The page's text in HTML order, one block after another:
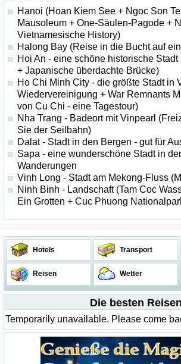
Hanoi (Hoan Kiem See + Ngoc Son
Mausoleum + One-Säulen-Pagode +
Vietnamesische History)
Halong Bay (Reise in die Bucht auf
Hoi An - eine schöne historische
+ Japanische überdachte Brücke)
Ho Chi Minh City - die größte Stadt in
Wiedervereinigung + War Remnants
von Cu Chi - eine Tagestour)
Nha Trang - Badeort mit Vinpearl
Sie der Seilbahn)
Dalat - Stadt in den Bergen - gut für
Sapa - eine wunderschöne Stadt in
Wanderungen
Vinh Long - Stadt am Mekong-Fluss
Ninh Binh - Landschaft (Tam Coc
Ein Grotten + Cuc Phuong
Hotels Transport
Reisen Wetter
Die besten Reisen
Temporarily unavailable. Please come